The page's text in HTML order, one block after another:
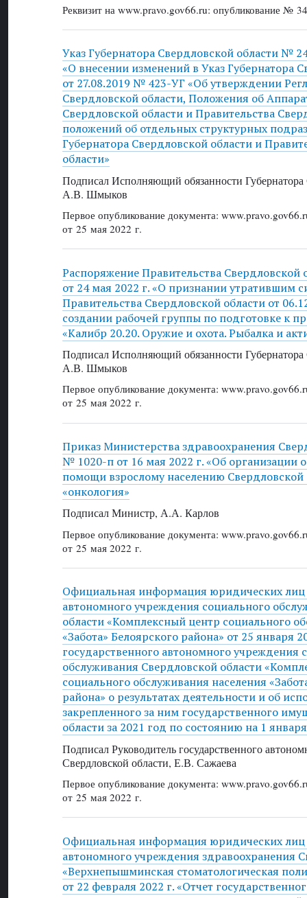
Реквизит на www.pravo.gov66.ru: опубликование №
Указ Губернатора Свердловской области №
«О внесении изменений в Указ Губернатора
от 27.08.2019 № 423-УГ «Об утверждении
Свердловской области, Положения об
Свердловской области и Правительства
положений об отдельных структурных
Губернатора Свердловской области и
области»
Подписал Исполняющий обязанности Губернатора
А.В. Шмыков
Первое опубликование документа:
от 25 мая 2022 г.
Распоряжение Правительства
от 24 мая 2022 г. «О признании утратившим
Правительства Свердловской области от
создании рабочей группы по подготовке к
«Калибр 20.20. Оружие и охота. Рыбалка и
Подписал Исполняющий обязанности Губернатора
А.В. Шмыков
Первое опубликование документа:
от 25 мая 2022 г.
Приказ Министерства здравоохранения
№ 1020-п от 16 мая 2022 г. «Об организации
помощи взрослому населению
«онкология»
Подписал Министр, А.А. Карлов
Первое опубликование документа:
от 25 мая 2022 г.
Официальная информация юридических лиц
автономного учреждения социального
области «Комплексный центр социального
«Забота» Белоярского района» от 25 января
государственного автономного учреждения
обслуживания Свердловской области
социального обслуживания населения
района» о результатах деятельности и об
закрепленного за ним государственного
области за 2021 год по состоянию на 1
Подписал Руководитель государственного
Свердловской области, Е.В. Сажаева
Первое опубликование документа:
от 25 мая 2022 г.
Официальная информация юридических лиц
автономного учреждения здравоохранения
«Верхнепышминская стоматологическая
от 22 февраля 2022 г. «Отчет